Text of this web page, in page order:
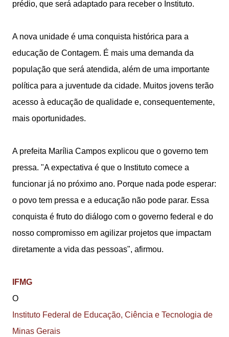
prédio, que será adaptado para receber o Instituto.
A nova unidade é uma conquista histórica para a
educação de Contagem. É mais uma demanda da
população que será atendida, além de uma importante
política para a juventude da cidade. Muitos jovens terão
acesso à educação de qualidade e, consequentemente,
mais oportunidades.
A prefeita Marília Campos explicou que o governo tem
pressa. "A expectativa é que o Instituto comece a
funcionar já no próximo ano. Porque nada pode esperar:
o povo tem pressa e a educação não pode parar. Essa
conquista é fruto do diálogo com o governo federal e do
nosso compromisso em agilizar projetos que impactam
diretamente a vida das pessoas", afirmou.
IFMG
O
Instituto Federal de Educação, Ciência e Tecnologia de
Minas Gerais